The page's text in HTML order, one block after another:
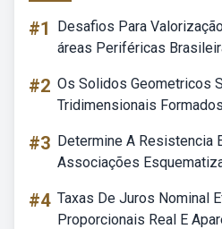
#1
Desafios Para
áreas Periféricas
#2 Os Solidos Geometricos
Tridimensionais
#3 Determine A Resistencia
Associações
#4 Taxas De Juros Nominal
Proporcionais Real E